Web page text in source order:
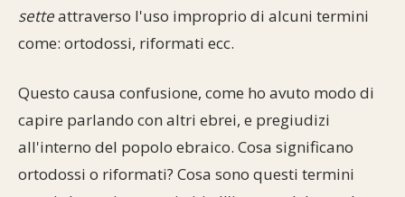
setteattraverso l'uso improprio di alcuni termini
come: ortodossi, riformati ecc.
Questo causa confusione, come ho avuto modo di
capire parlando con altri ebrei, e pregiudizi
all'interno del popolo ebraico. Cosa significano
ortodossi o riformati? Cosa sono questi termini